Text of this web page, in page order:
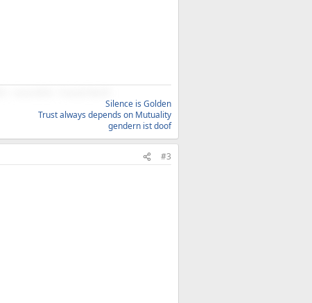
Silence is Golden
Trust always depends on Mutuality
gendern ist doof
#3